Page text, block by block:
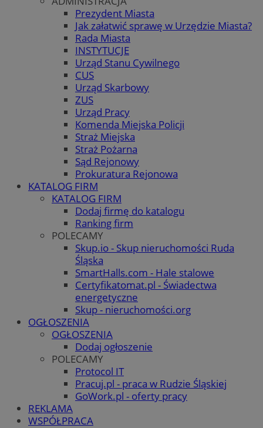
Prezydent Miasta
Jak załatwić sprawę w Urzędzie Miasta?
Rada Miasta
INSTYTUCJE
Urząd Stanu Cywilnego
CUS
Urząd Skarbowy
ZUS
Urząd Pracy
Komenda Miejska Policji
Straż Miejska
Straż Pożarna
Sąd Rejonowy
Prokuratura Rejonowa
KATALOG FIRM
KATALOG FIRM
Dodaj firmę do katalogu
Ranking firm
POLECAMY
Skup.io - Skup nieruchomości Ruda
Śląska
SmartHalls.com - Hale stalowe
Certyfikatomat.pl - Świadectwa
energetyczne
Skup - nieruchomości.org
OGŁOSZENIA
OGŁOSZENIA
Dodaj ogłoszenie
POLECAMY
Protocol IT
Pracuj.pl - praca w Rudzie Śląskiej
GoWork.pl - oferty pracy
REKLAMA
WSPÓŁPRACA